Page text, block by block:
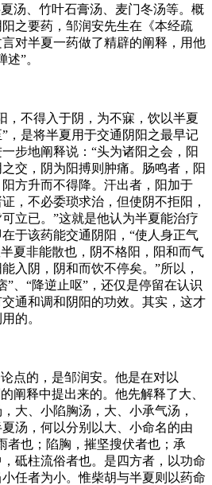
汤、竹叶石膏汤、麦门冬汤等。概
之要药，邹润安先生在《本经疏
对半夏一药做了精辟的阐释，用他
”。
，不得入于阴，为不寐，饮以半夏
，是将半夏用于交通阴阳之最早记
步地阐释说：“头为诸阳之会，阳
交，阴为阳搏则肿痛。肠鸣者，阳
方升而不得降。汗出者，阳加于
，不必委琐求治，但使阴不拒阳，
立已。”这就是他认为半夏能治疗
于该药能交通阴阳，“使人身正气
夏非能散也，阴不格阳，阳和而气
入阴，阴和而饮不停矣。”所以，
”、“降逆止呕”，还仅是停留在认识
通和调和阴阳的功效。其实，这才
的。
点的，是邹润安。他是在对以
阐释中提出来的。他先解释了大、
大、小陷胸汤，大、小承气汤，
汤，何以分别以大、小命名的由
者也；陷胸，摧坚搜伏者也；承
砥柱流俗者也。是四方者，以功命
任者为小。惟柴胡与半夏则以药命